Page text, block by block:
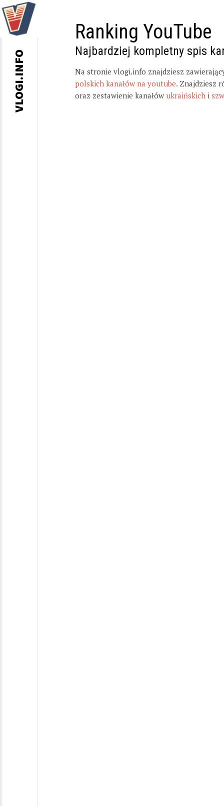
Ranking YouTube
Najbardziej kompletny spis
Na stronie vlogi.info znajdziesz
polskich kanałów na youtube. Znajdziesz
oraz zestawienie kanałów ukraińskich i
VLOGI.INFO